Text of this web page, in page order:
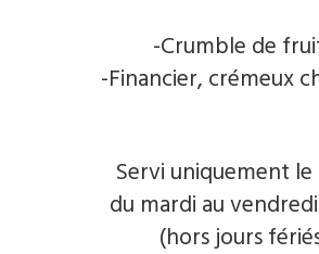
-Crumble de
-Financier, crémeux
Servi uniquement le
du mardi au
(hors jours